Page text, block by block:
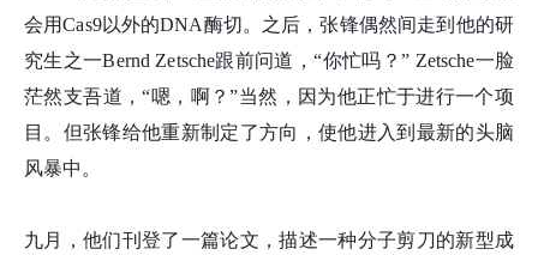
会用Cas9以外的DNA酶切。之后，张锋偶然间走到他的研
究生之一Bernd Zetsche跟前问道，“你忙吗？” Zetsche一脸
茫然支吾道，“嗯，啊？”当然，因为他正忙于进行一个项
目。但张锋给他重新制定了方向，使他进入到最新的头脑
风暴中。
九月，他们刊登了一篇论文，描述一种分子剪刀的新型成